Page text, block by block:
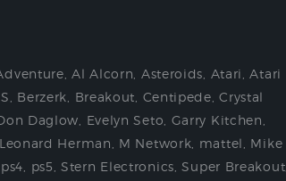
,Al Alcorn Asteroids Atari ,Atari
Berzerk Breakout Centipede ,Crystal
Daglow Evelyn Seto Garry Kitchen
Leonard Herman M Network mattel
Mike
ps4 ps5 ,Stern Electronics ,Super Breakout